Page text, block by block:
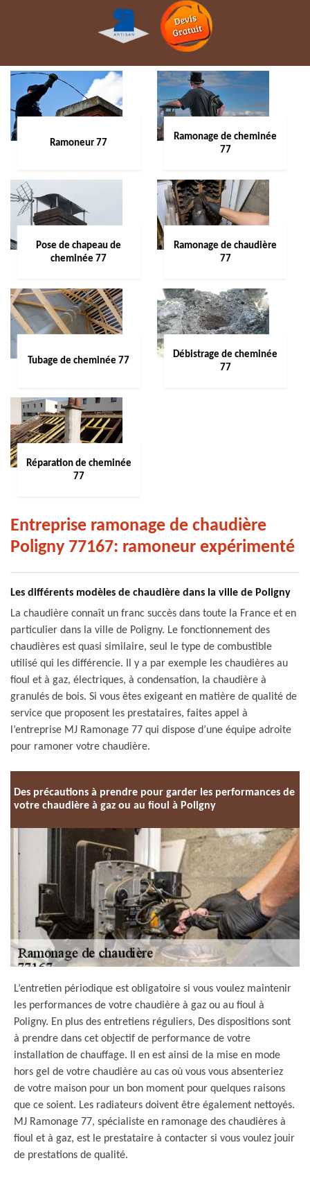
Ramoneur 77
Ramonage de cheminée
77
Pose de chapeau de
cheminée 77
Ramonage de chaudière
77
Tubage de cheminée 77
Débistrage de cheminée
77
Réparation de cheminée
77
Entreprise ramonage de chaudière
Poligny 77167: ramoneur expérimenté
Les différents modèles de chaudière dans la ville de Poligny
La chaudière connaît un franc succès dans toute la France et en
particulier dans la ville de Poligny. Le fonctionnement des
chaudières est quasi similaire, seul le type de combustible
utilisé qui les différencie. Il y a par exemple les chaudières au
fioul et à gaz, électriques, à condensation, la chaudière à
granulés de bois. Si vous êtes exigeant en matière de qualité de
service que proposent les prestataires, faites appel à
l’entreprise MJ Ramonage 77 qui dispose d’une équipe adroite
pour ramoner votre chaudière.
Des précautions à prendre pour garder les performances de
votre chaudière à gaz ou au fioul à Poligny
L’entretien périodique est obligatoire si vous voulez maintenir
les performances de votre chaudière à gaz ou au fioul à
Poligny. En plus des entretiens réguliers, Des dispositions sont
à prendre dans cet objectif de performance de votre
installation de chauffage. Il en est ainsi de la mise en mode
hors gel de votre chaudière au cas où vous vous absenteriez
de votre maison pour un bon moment pour quelques raisons
que ce soient. Les radiateurs doivent être également nettoyés.
MJ Ramonage 77, spécialiste en ramonage des chaudières à
fioul et à gaz, est le prestataire à contacter si vous voulez jouir
de prestations de qualité.